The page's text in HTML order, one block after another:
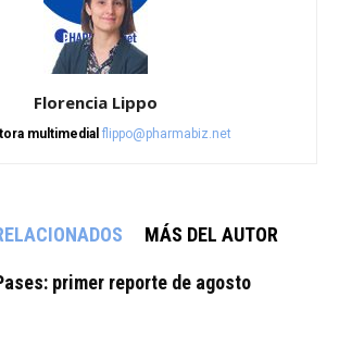
Florencia Lippo
multimedial flippo@pharmabiz.net
MÁS DEL AUTOR
primer reporte de agosto